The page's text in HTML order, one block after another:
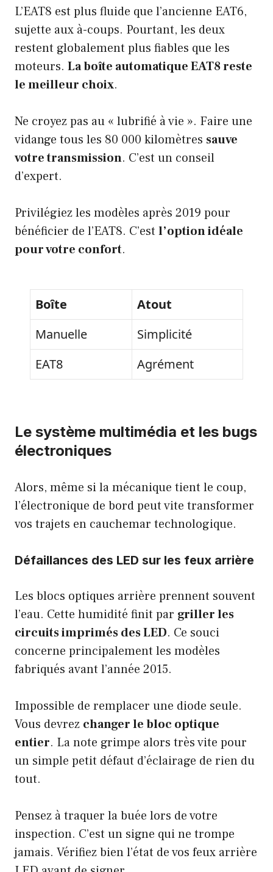
L’EAT8 est plus fluide que l’ancienne EAT6,
sujette aux à-coups. Pourtant, les deux
restent globalement plus fiables que les
moteurs. La boîte automatique EAT8 reste
le meilleur choix.
Ne croyez pas au « lubrifié à vie ». Faire une
vidange tous les 80 000 kilomètres sauve
votre transmission. C’est un conseil
d’expert.
Privilégiez les modèles après 2019 pour
bénéficier de l’EAT8. C’est l’option idéale
pour votre confort.
Boîte
Atout
Manuelle
Simplicité
EAT8
Agrément
Le système multimédia et les bugs
électroniques
Alors, même si la mécanique tient le coup,
l’électronique de bord peut vite transformer
vos trajets en cauchemar technologique.
Défaillances des LED sur les feux arrière
Les blocs optiques arrière prennent souvent
l’eau. Cette humidité finit par griller les
circuits imprimés des LED. Ce souci
concerne principalement les modèles
fabriqués avant l’année 2015.
Impossible de remplacer une diode seule.
Vous devrez changer le bloc optique
entier. La note grimpe alors très vite pour
un simple petit défaut d’éclairage de rien du
tout.
Pensez à traquer la buée lors de votre
inspection. C’est un signe qui ne trompe
jamais. Vérifiez bien l’état de vos feux arrière